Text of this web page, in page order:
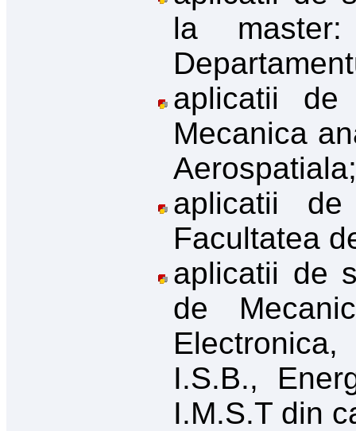
la
aplicatii de
Mecanica
Aerospatiala;
aplicatii de
Facultatea
aplicatii de
de
I.S.B.,
I.M.S.T din